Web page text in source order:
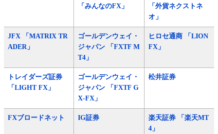
「みんなのFX」
「外貨ネクストネ
オ」
JFX 「MATRIX TR
ADER」
ゴールデンウェイ・
ジャパン 「FXTF M
T4」
ヒロセ通商 「LION
FX」
トレイダーズ証券
「LIGHT FX」
ゴールデンウェイ・
ジャパン 「FXTF G
X-FX」
松井証券
FXブロードネット IG証券
楽天証券 「楽天MT
4」